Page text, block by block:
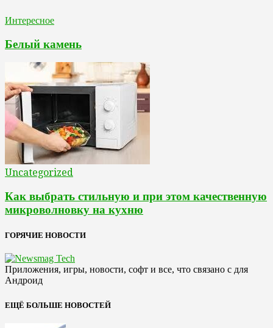
Интересное
Белый камень
Uncategorized
Как выбрать стильную и при этом качественную
микроволновку на кухню
ГОРЯЧИЕ НОВОСТИ
Приложения, игры, новости, софт и все, что связано с для
Андроид
ЕЩЁ БОЛЬШЕ НОВОСТЕЙ